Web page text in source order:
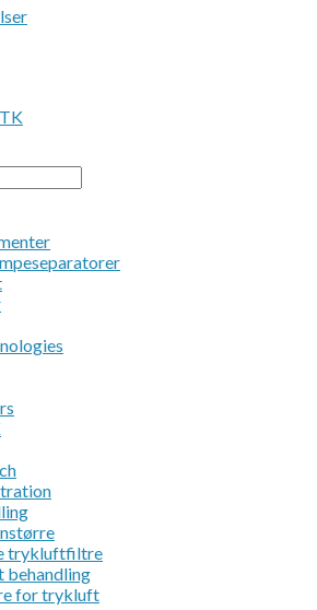
trykluftfiltre
behandling
for trykluft